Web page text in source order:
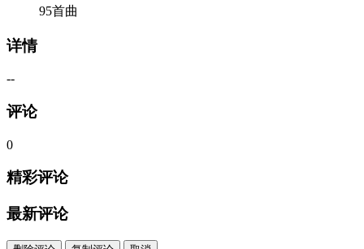
95首曲
详情
--
评论
0
精彩评论
最新评论